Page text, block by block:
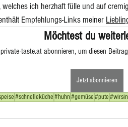
global Startup Asiatische
Blechkuchen Brot
Eingelegtes, Eingekochtes,
welches ich herzhaft fülle und auf
Empfehlungs-Links meiner
Möchtest du
private-taste.at abonnieren, um diesen
Jetzt abonnieren
#schnelleküche#huhn#gemüse#pute